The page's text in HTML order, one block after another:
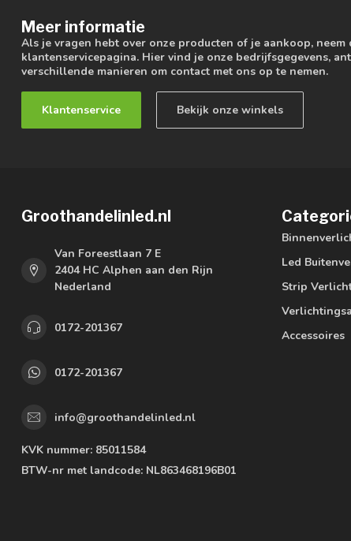
Meer informatie
Als je vragen hebt over onze producten of je aankoop,
klantenservicepagina. Hier vind je onze bedrijfsgegevens,
verschillende manieren om contact met ons op te nemen.
Klantenservice Bekijk onze winkels
Groothandelinled.nl
Van Foreestlaan 7 E
2404 HC Alphen aan den Rijn
Nederland
0172-201367
0172-201367
info@groothandelinled.nl
KVK nummer: 85011584
BTW-nr met landcode: NL863468196B01
Led
Strip
Accessoires